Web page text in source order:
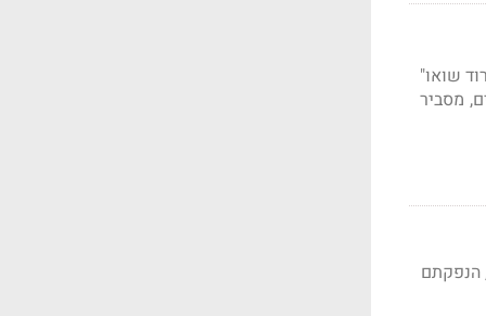
שואו"
מסביר
הנפקתם